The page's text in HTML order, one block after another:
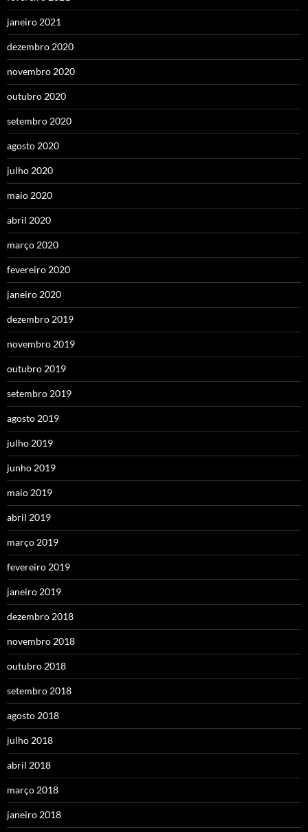
janeiro 2021
dezembro 2020
novembro 2020
outubro 2020
setembro 2020
agosto 2020
julho 2020
maio 2020
abril 2020
março 2020
fevereiro 2020
janeiro 2020
dezembro 2019
novembro 2019
outubro 2019
setembro 2019
agosto 2019
julho 2019
junho 2019
maio 2019
abril 2019
março 2019
fevereiro 2019
janeiro 2019
dezembro 2018
novembro 2018
outubro 2018
setembro 2018
agosto 2018
julho 2018
abril 2018
março 2018
janeiro 2018